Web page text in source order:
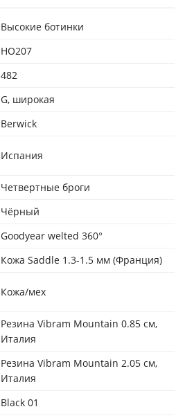
Высокие ботинки
HO207
482
G, широкая
Berwick
Испания
Четвертные броги
Чёрный
Goodyear welted 360°
Кожа Saddle 1.3-1.5 мм (Франция)
Кожа/мех
Резина Vibram Mountain 0.85 см,
Италия
Резина Vibram Mountain 2.05 см,
Италия
Black 01